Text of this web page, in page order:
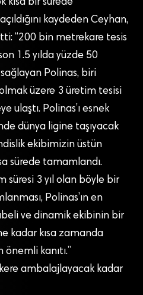
kısa bir sürede
kaydeden Ceyhan,
“200 bin metrekare tesis
1.5 yılda yüzde 50
Polinas, biri
olmak üzere 3 üretim tesisi
ulaştı. Polinas’ı esnek
dünya ligine taşıyacak
ekibimizin üstün
sürede tamamlandı.
süresi 3 yıl olan böyle bir
Polinas’ın en
ve dinamik ekibinin bir
kadar kısa zamanda
kanıtı.”
ambalajlayacak kadar